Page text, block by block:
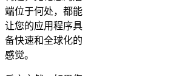
端位于何处，都能
让您的应用程序具
备快速和全球化的
感觉。